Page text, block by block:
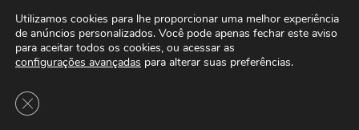
Utilizamos cookies para lhe proporcionar uma melhor experiência
de anúncios personalizados. Você pode apenas fechar este aviso
para aceitar todos os cookies, ou acessar as
configurações avançadas para alterar suas preferências.
Close GDPR Cookie Banner